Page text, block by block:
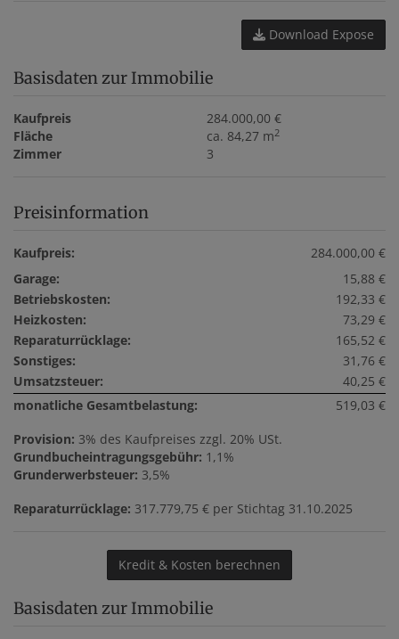
Download Expose
Basisdaten zur Immobilie
Kaufpreis
284.000,00 €
Fläche
ca. 84,27 m2
Zimmer 3
Preisinformation
Kaufpreis:
284.000,00 €
Garage:
15,88 €
Betriebskosten:
192,33 €
Heizkosten:
73,29 €
Reparaturrücklage:
165,52 €
Sonstiges:
31,76 €
Umsatzsteuer:
40,25 €
monatliche Gesamtbelastung:
519,03 €
Provision: 3% des Kaufpreises zzgl. 20% USt.
Grundbucheintragungsgebühr: 1,1%
Grunderwerbsteuer: 3,5%
Reparaturrücklage: 317.779,75 € per Stichtag 31.10.2025
Kredit & Kosten berechnen
Basisdaten zur Immobilie